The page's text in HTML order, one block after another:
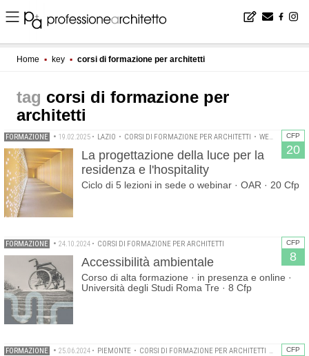
Home ▪ key ▪ corsi di formazione per architetti
corsi di formazione per
architetti
CFP
20
FORMAZIONE • 19.02.2025 • LAZIO • CORSI DI FORMAZIONE PER ARCHITETTI • WEBINAR
La progettazione della luce per la
residenza e l'hospitality
Ciclo di 5 lezioni in sede o webinar · OAR · 20 Cfp
CFP
8
FORMAZIONE • 24.10.2024 • CORSI DI FORMAZIONE PER ARCHITETTI
Accessibilità ambientale
Corso di alta formazione · in presenza e online ·
Università degli Studi Roma Tre · 8 Cfp
CFP
FORMAZIONE • 25.06.2024 • PIEMONTE • CORSI DI FORMAZIONE PER ARCHITETTI